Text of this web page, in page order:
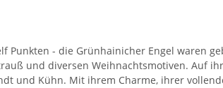
- die Grünhainicher Engel waren
und diversen Weihnachtsmotiven. Auf
und Kühn. Mit ihrem Charme, ihrer